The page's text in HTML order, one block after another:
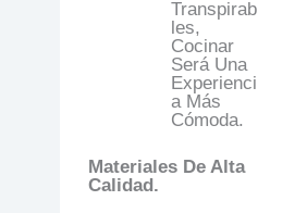
Transpirab
Les,
Cocinar
Será Una
Experienci
A Más
Cómoda.
Materiales De Alta
Calidad.